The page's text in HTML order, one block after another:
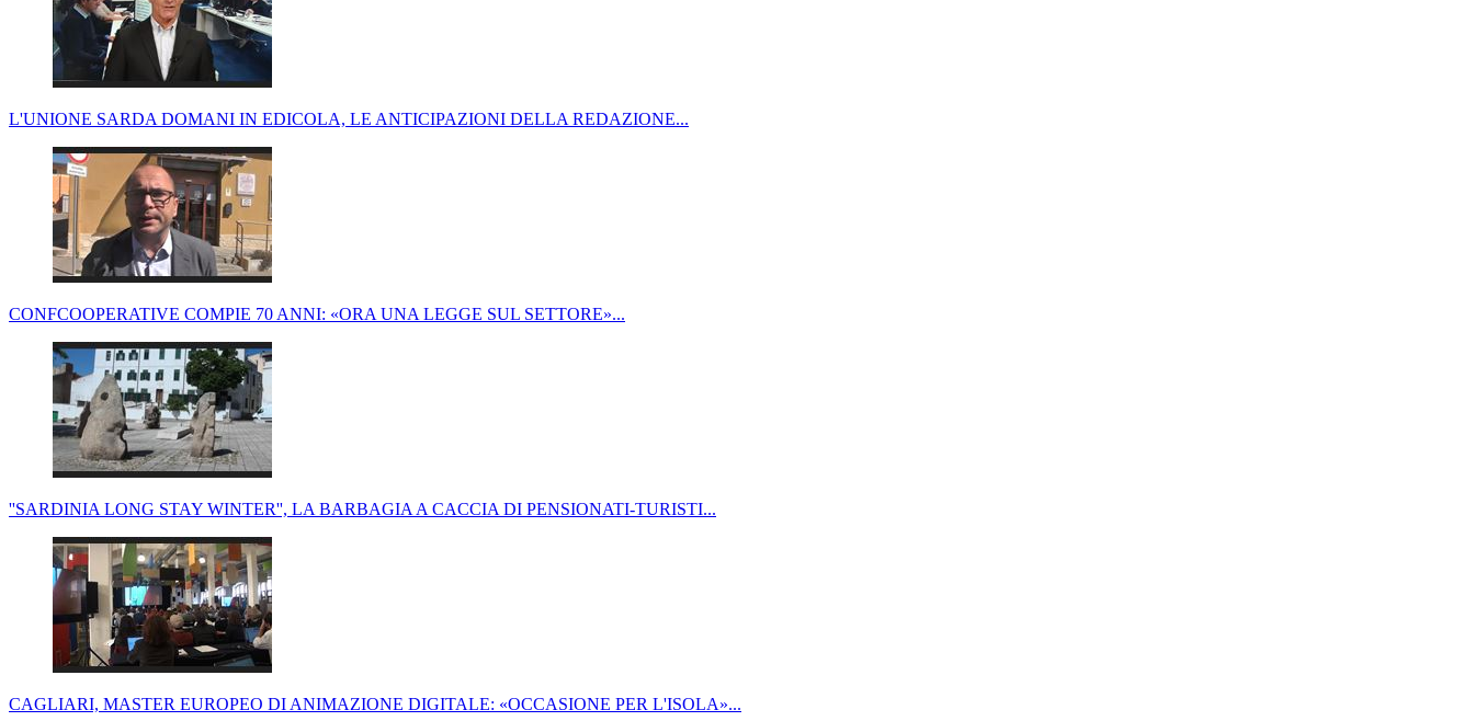
L'UNIONE SARDA DOMANI IN EDICOLA, LE ANTICIPAZIONI DELLA REDAZIONE...
CONFCOOPERATIVE COMPIE 70 ANNI: «ORA UNA LEGGE SUL SETTORE»...
''SARDINIA LONG STAY WINTER'', LA BARBAGIA A CACCIA DI PENSIONATI-TURISTI...
CAGLIARI, MASTER EUROPEO DI ANIMAZIONE DIGITALE: «OCCASIONE PER L'ISOLA»...